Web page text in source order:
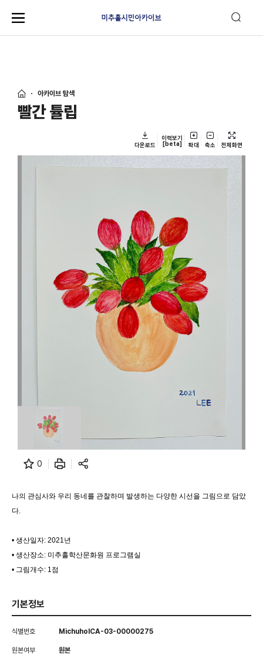
아카이브 탐색
빨간 튤립
다운로드
이력보기
[beta]
확대 축소 전체화면
0
나의 관심사와 우리 동네를 관찰하며 발생하는 다양한 시선을 그림으로 담았
다.
• 생산일자: 2021년
• 생산장소: 미추홀학산문화원 프로그램실
• 그림개수: 1점
기본정보
식별번호 MichuholCA-03-00000275
원본여부 원본